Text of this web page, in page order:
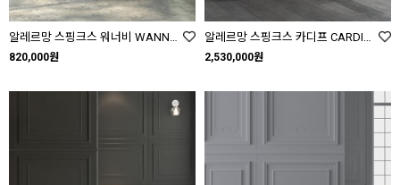
알레르망 스핑크스 워너비 WANNABE SS Q K
820,000원
알레르망 스핑크스 카디프 CARDIFF SS Q K
2,530,000원